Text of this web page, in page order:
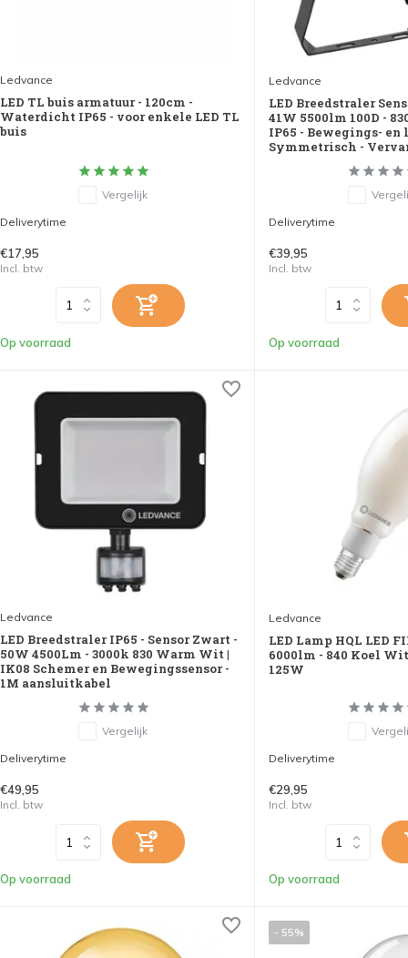
Ledvance
LED TL buis armatuur - 120cm -
Waterdicht IP65 - voor enkele LED TL
buis
Vergelijk
Deliverytime
€17,95
Incl. btw
Op voorraad
Ledvance
LED Breedstraler
41W 5500lm 100D -
IP65 - Bewegings-
Symmetrisch -
Deliverytime
€39,95
Incl. btw
Op voorraad
Ledvance
LED Breedstraler IP65 - Sensor Zwart -
50W 4500Lm - 3000k 830 Warm Wit |
IK08 Schemer en Bewegingssensor -
1M aansluitkabel
Vergelijk
Deliverytime
€49,95
Incl. btw
Op voorraad
Ledvance
LED Lamp HQL LED
6000lm - 840 Koel
125W
Deliverytime
€29,95
Incl. btw
Op voorraad
- 55%